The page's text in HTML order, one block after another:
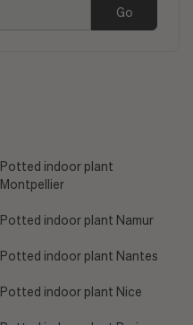
Go
Potted indoor plant
Montpellier
Potted indoor plant Namur
Potted indoor plant Nantes
Potted indoor plant Nice